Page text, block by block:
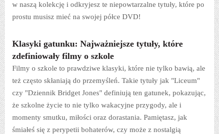
w naszą kolekcję i odkryjesz te niepowtarzalne tytuły, które po
prostu musisz mieć na swojej półce DVD!
Klasyki gatunku: Najważniejsze tytuły, które
zdefiniowały filmy o szkole
Filmy o szkole to prawdziwe klasyki, które nie tylko bawią, ale
też często skłaniają do przemyśleń. Takie tytuły jak "Liceum"
czy "Dziennik Bridget Jones" definiują ten gatunek, pokazując,
że szkolne życie to nie tylko wakacyjne przygody, ale i
momenty smutku, miłości oraz dorastania. Pamiętasz, jak
śmiałeś się z perypetii bohaterów, czy może z nostalgią